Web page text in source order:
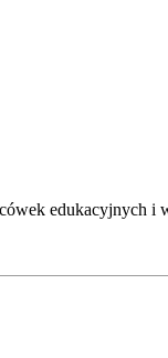
edukacyjnych i